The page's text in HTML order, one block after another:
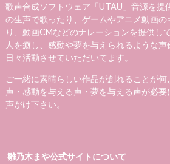
歌声合成ソフトウェア「UTAU」音源を提
の生声で歌ったり、ゲームやアニメ動画の
り、動画CMなどのナレーションを提供し
人を癒し、感動や夢を与えられるような声
日々活動させていただいてます。
ご一緒に素晴らしい作品が創れることが
声・感動を与える声・夢を与える声が必
声がけ下さい。
雛乃木まや公式サイトについて